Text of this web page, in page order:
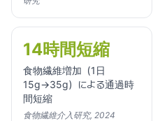
14時間短縮
食物繊維増加（1日
15g→35g）による通過時
間短縮
食物繊維介入研究, 2024